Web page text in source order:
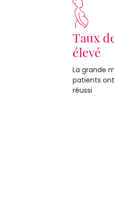
Taux
élevé
La grande
patients
réussi